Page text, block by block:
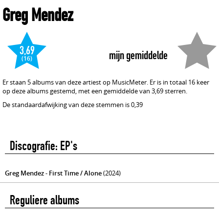
Greg Mendez
mijn gemiddelde
3,69
(16)
Er staan 5 albums van deze artiest op MusicMeter. Er is in totaal 16 keer
op deze albums gestemd, met een gemiddelde van 3,69 sterren.
De standaardafwijking van deze stemmen is 0,39
Discografie: EP's
Greg Mendez - First Time / Alone(2024)
Reguliere albums